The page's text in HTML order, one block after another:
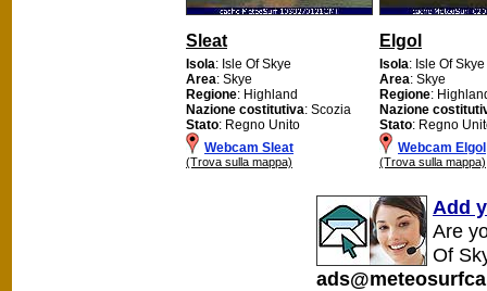
Sleat
Isola: Isle Of Skye
Area: Skye
Regione: Highland
Nazione costitutiva: Scozia
Stato: Regno Unito
Webcam Sleat
(Trova sulla mappa)
Elgol
Isola: Isle Of Skye
Area: Skye
Regione:
Nazione
Stato: Regno
Webcam Elgol
(Trova sulla mappa)
Add
Are
Of